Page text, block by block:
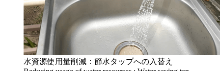
水資源使用量削減：節水タップへの入替え